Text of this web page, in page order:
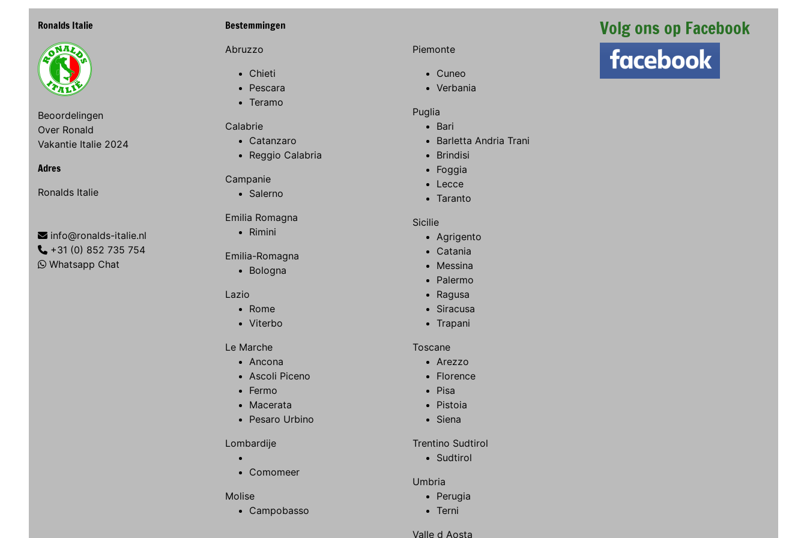
Ronalds Italie
Beoordelingen
Over Ronald
Vakantie Italie 2024
Adres
Ronalds Italie
info@ronalds-italie.nl
+31 (0) 852 735 754
Whatsapp Chat
Bestemmingen
Abruzzo
Chieti
Pescara
Teramo
Calabrie
Catanzaro
Reggio Calabria
Campanie
Salerno
Emilia Romagna
Rimini
Emilia-Romagna
Bologna
Lazio
Rome
Viterbo
Le Marche
Ancona
Ascoli Piceno
Fermo
Macerata
Pesaro Urbino
Lombardije
Comomeer
Molise
Campobasso
Piemonte
Cuneo
Verbania
Puglia
Bari
Barletta Andria Trani
Brindisi
Foggia
Lecce
Taranto
Sicilie
Agrigento
Catania
Messina
Palermo
Ragusa
Siracusa
Trapani
Toscane
Arezzo
Florence
Pisa
Pistoia
Siena
Trentino Sudtirol
Sudtirol
Umbria
Perugia
Terni
Valle d Aosta
Volg ons op Facebook